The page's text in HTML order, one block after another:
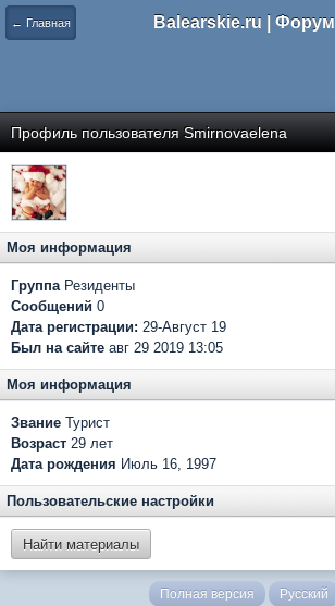
← Главная Balearskie.ru | Форум
Профиль пользователя Smirnovaelena
Моя информация
ГруппаРезиденты
Сообщений 0
Дата регистрации: 29-Август 19
Был на сайте авг 29 2019 13:05
Моя информация
Звание Турист
Возраст 29 лет
Дата рождения Июль 16, 1997
Пользовательские настройки
Найти материалы
Полная версия Русский